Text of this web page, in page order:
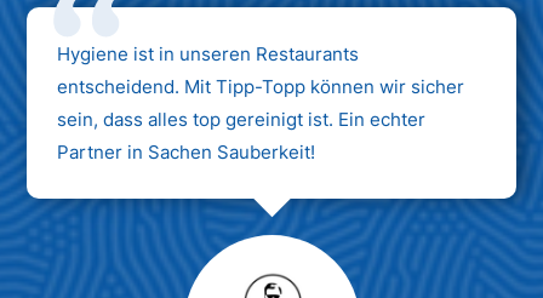
Hygiene ist in unseren Restaurants
entscheidend. Mit Tipp-Topp können wir sicher
sein, dass alles top gereinigt ist. Ein echter
Partner in Sachen Sauberkeit!